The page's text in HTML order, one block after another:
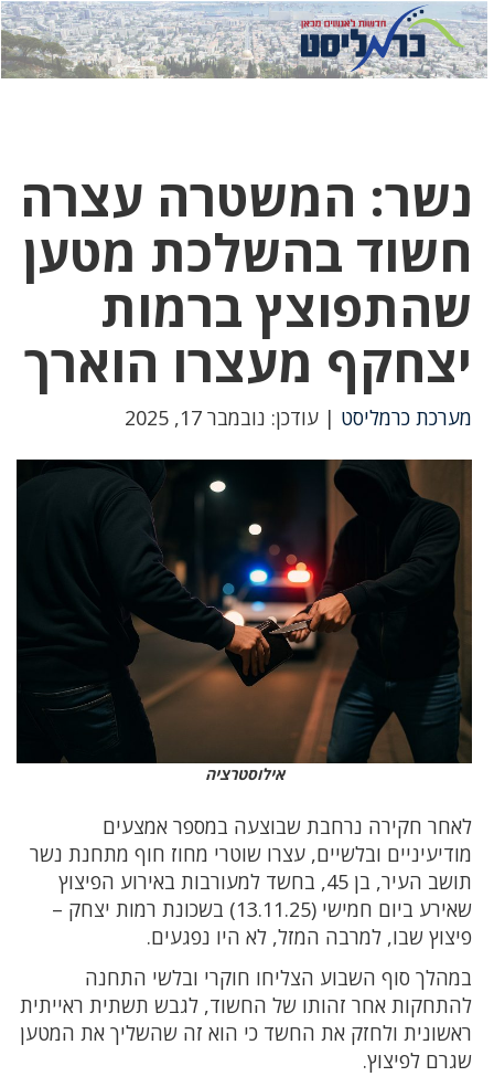
לחץ
כאן
לחץ
כדי
נשר: המשטרה עצרה
חשוד בהשלכת מטען
שהתפוצץ ברמות
יצחקף מעצרו הוארך
מערכת כרמליסט | עודכן: נובמבר 17, 2025
אילוסטרציה
לאחר חקירה נרחבת שבוצעה במספר אמצעים
מודיעיניים ובלשיים, עצרו שוטרי מחוז חוף מתחנת נשר
תושב העיר, בן 45, בחשד למעורבות באירוע הפיצוץ
שאירע ביום חמישי (13.11.25) בשכונת רמות יצחק –
פיצוץ שבו, למרבה המזל, לא היו נפגעים.
במהלך סוף השבוע הצליחו חוקרי ובלשי התחנה
להתחקות אחר זהותו של החשוד, לגבש תשתית ראייתית
ראשונית ולחזק את החשד כי הוא זה שהשליך את המטען
שגרם לפיצוץ.